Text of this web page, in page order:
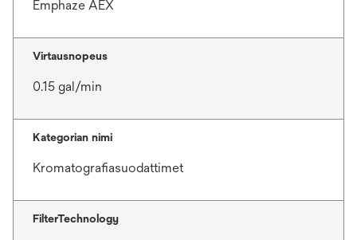
Emphaze AEX
Virtausnopeus
0.15 gal/min
Kategorian nimi
Kromatografiasuodattimet
FilterTechnology